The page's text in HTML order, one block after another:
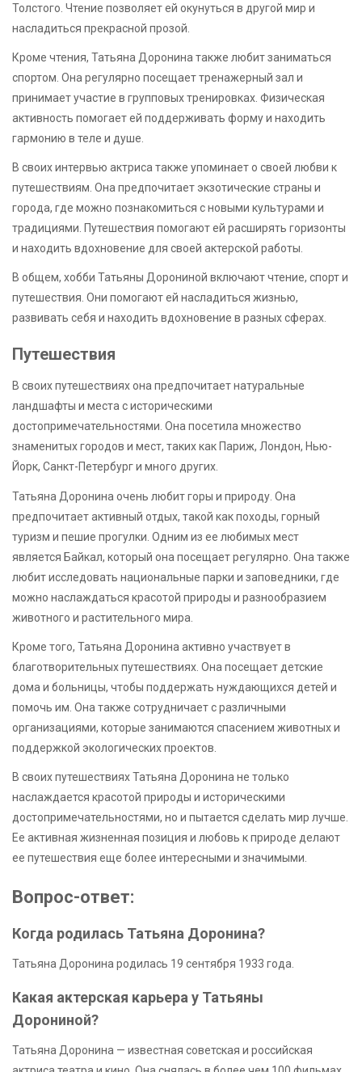
Толстого. Чтение позволяет ей окунуться в другой мир и
насладиться прекрасной прозой.
Кроме чтения, Татьяна Доронина также любит заниматься
спортом. Она регулярно посещает тренажерный зал и
принимает участие в групповых тренировках. Физическая
активность помогает ей поддерживать форму и находить
гармонию в теле и душе.
В своих интервью актриса также упоминает о своей любви к
путешествиям. Она предпочитает экзотические страны и
города, где можно познакомиться с новыми культурами и
традициями. Путешествия помогают ей расширять горизонты
и находить вдохновение для своей актерской работы.
В общем, хобби Татьяны Дорониной включают чтение, спорт и
путешествия. Они помогают ей насладиться жизнью,
развивать себя и находить вдохновение в разных сферах.
Путешествия
В своих путешествиях она предпочитает натуральные
ландшафты и места с историческими
достопримечательностями. Она посетила множество
знаменитых городов и мест, таких как Париж, Лондон, Нью-
Йорк, Санкт-Петербург и много других.
Татьяна Доронина очень любит горы и природу. Она
предпочитает активный отдых, такой как походы, горный
туризм и пешие прогулки. Одним из ее любимых мест
является Байкал, который она посещает регулярно. Она также
любит исследовать национальные парки и заповедники, где
можно наслаждаться красотой природы и разнообразием
животного и растительного мира.
Кроме того, Татьяна Доронина активно участвует в
благотворительных путешествиях. Она посещает детские
дома и больницы, чтобы поддержать нуждающихся детей и
помочь им. Она также сотрудничает с различными
организациями, которые занимаются спасением животных и
поддержкой экологических проектов.
В своих путешествиях Татьяна Доронина не только
наслаждается красотой природы и историческими
достопримечательностями, но и пытается сделать мир лучше.
Ее активная жизненная позиция и любовь к природе делают
ее путешествия еще более интересными и значимыми.
Вопрос-ответ:
Когда родилась Татьяна Доронина?
Татьяна Доронина родилась 19 сентября 1933 года.
Какая актерская карьера у Татьяны
Дорониной?
Татьяна Доронина — известная советская и российская